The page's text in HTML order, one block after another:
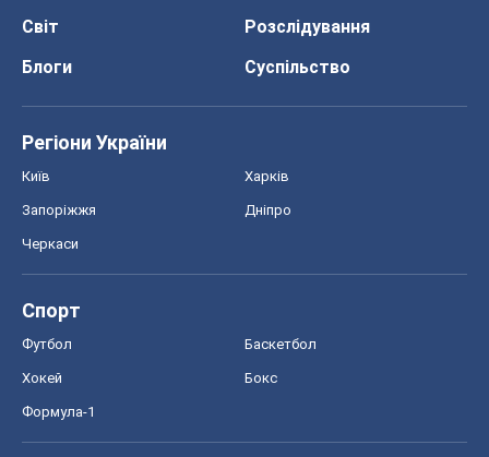
Світ
Розслідування
Блоги
Суспільство
Регіони України
Київ Харків
Запоріжжя Дніпро
Черкаси
Спорт
Футбол Баскетбол
Хокей Бокс
Формула-1